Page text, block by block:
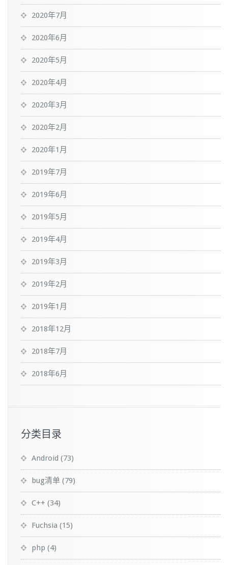
2020年7月
2020年6月
2020年5月
2020年4月
2020年3月
2020年2月
2020年1月
2019年7月
2019年6月
2019年5月
2019年4月
2019年3月
2019年2月
2019年1月
2018年12月
2018年7月
2018年6月
分类目录
Android (73)
bug清单 (79)
C++ (34)
Fuchsia (15)
php (4)